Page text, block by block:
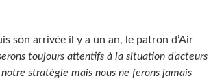
son arrivée il y a un an, le patron d’Air
toujours attentifs à la situation d’acteurs
stratégie mais nous ne ferons jamais